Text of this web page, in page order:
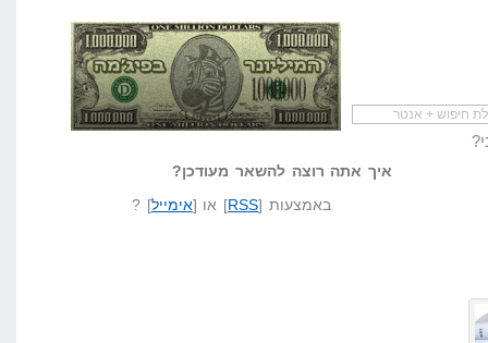
שאל שאלה המיליונר בפיג'מה שיווק שותפיםאיך אתה רוצה להשאר מעודכן?
באמצעות [RSS] או [אימייל] ?